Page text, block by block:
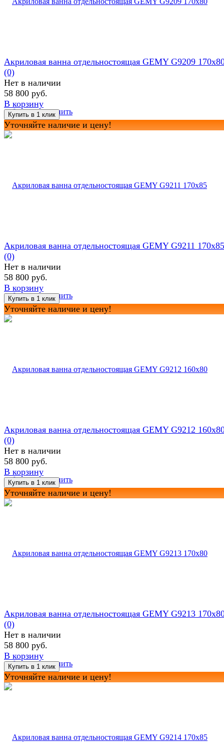
избранное сравнить
Акриловая ванна отдельностоящая GEMY G9209
(0)
Нет в наличии
58 800 руб.
В корзину
Уточняйте наличие и цену!
избранное сравнить
Акриловая ванна отдельностоящая GEMY G9211 170x85
(0)
Нет в наличии
58 800 руб.
В корзину
Уточняйте наличие и цену!
избранное сравнить
Акриловая ванна отдельностоящая GEMY G9212
(0)
Нет в наличии
58 800 руб.
В корзину
Уточняйте наличие и цену!
избранное сравнить
Акриловая ванна отдельностоящая GEMY G9213
(0)
Нет в наличии
58 800 руб.
В корзину
Уточняйте наличие и цену!